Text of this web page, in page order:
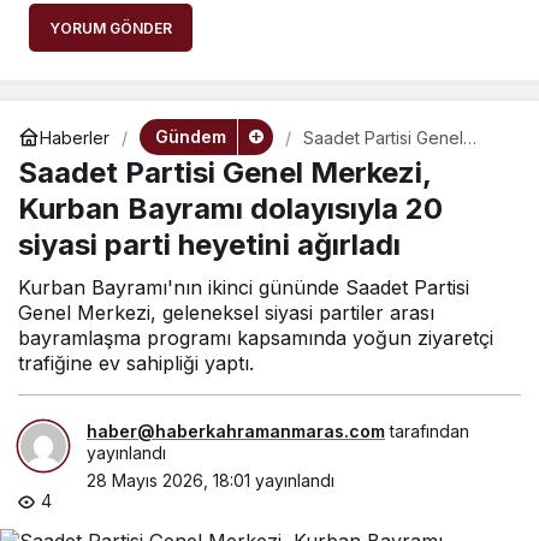
YORUM GÖNDER
Haberler Gündem
Saadet Partisi Genel
Merkezi, Kurban Bayramı
dolayısıyla 20 siyasi parti
heyetini ağırladı
Saadet Partisi Genel Merkezi,
Kurban Bayramı dolayısıyla 20
siyasi parti heyetini ağırladı
Kurban Bayramı'nın ikinci gününde Saadet Partisi
Genel Merkezi, geleneksel siyasi partiler arası
bayramlaşma programı kapsamında yoğun ziyaretçi
trafiğine ev sahipliği yaptı.
haber@haberkahramanmaras.comtarafından
yayınlandı
28 Mayıs 2026, 18:01 yayınlandı
4